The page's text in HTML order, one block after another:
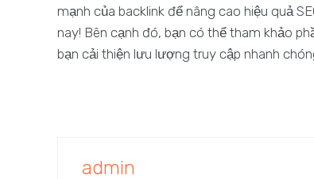
mạnh của backlink để nâng cao hiệu quả
nay! Bên cạnh đó, bạn có thể tham khảo
bạn cải thiện lưu lượng truy cập nhanh
admin